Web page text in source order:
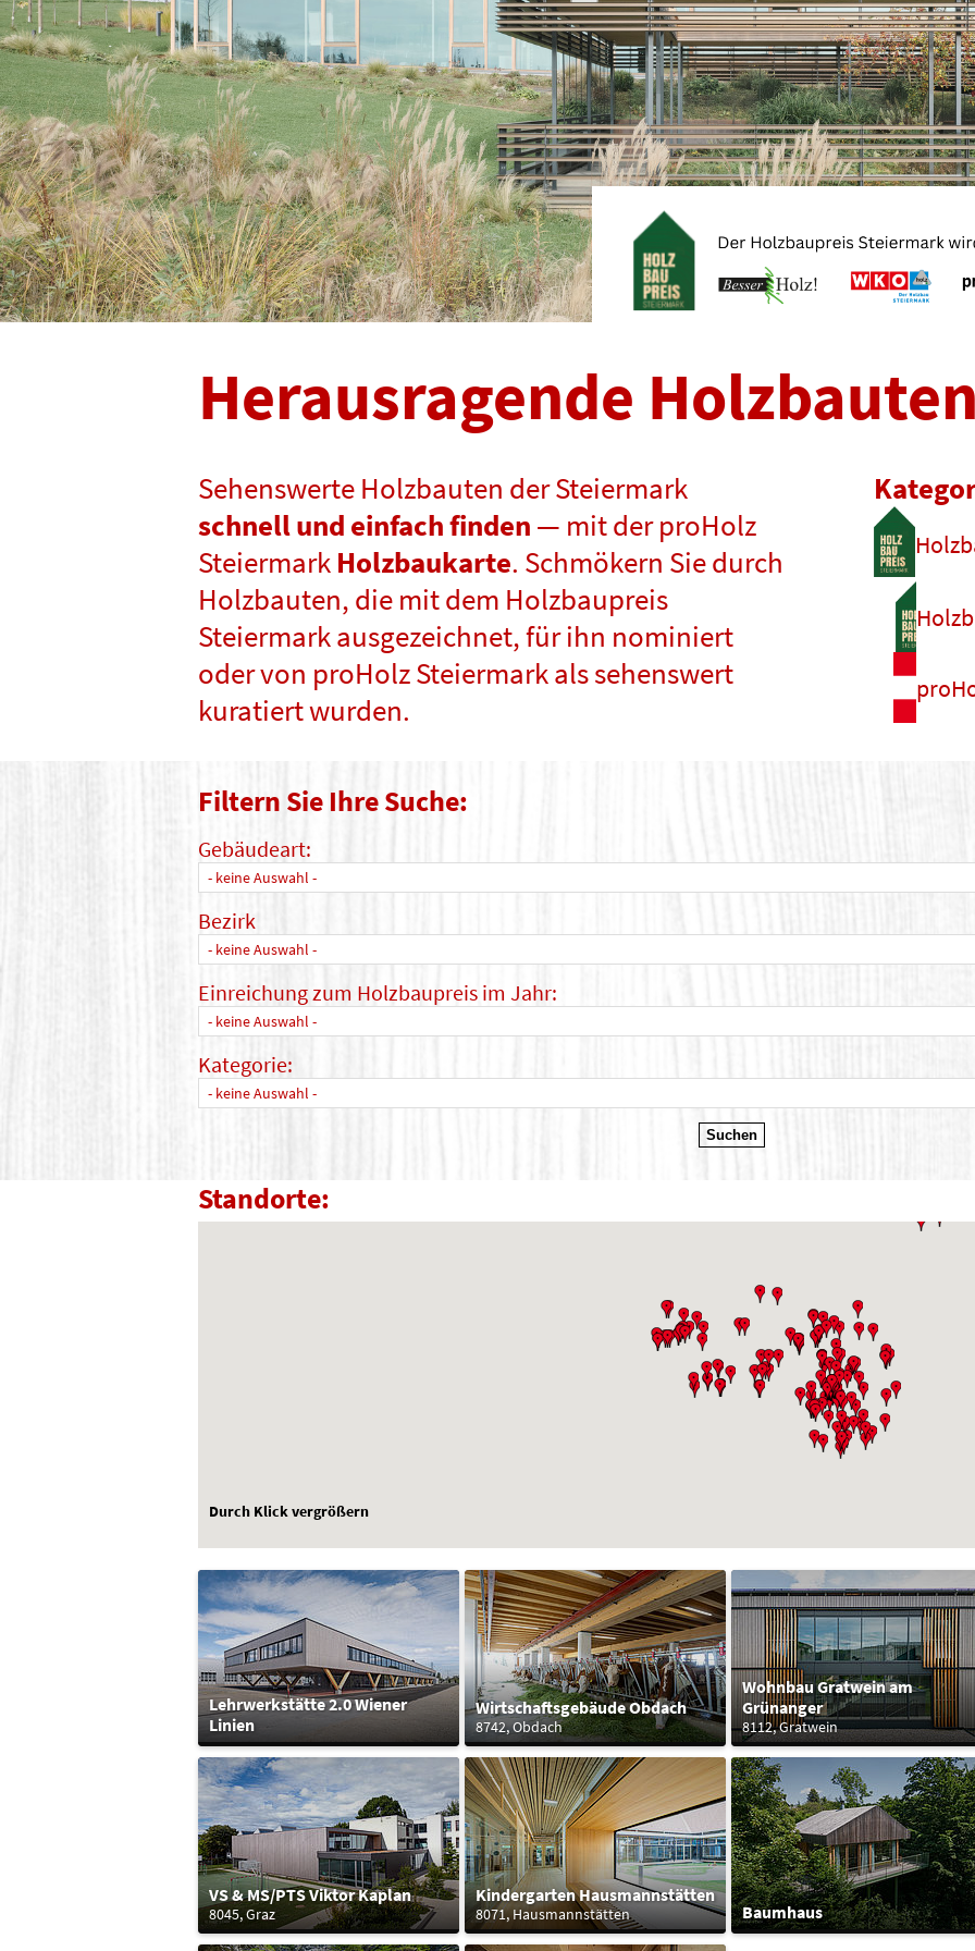
Herausragende
Sehenswerte Holzbauten der Steiermark
schnell und einfach finden — mit der proHolz
Steiermark Holzbaukarte. Schmökern Sie durch
Holzbauten, die mit dem Holzbaupreis
Steiermark ausgezeichnet, für ihn nominiert
oder von proHolz Steiermark als sehenswert
kuratiert wurden.
Filtern Sie Ihre Suche:
Gebäudeart:
- keine Auswahl -
Bezirk
- keine Auswahl -
Einreichung zum Holzbaupreis im Jahr:
- keine Auswahl -
Kategorie:
- keine Auswahl -
Standorte:
Durch Klick vergrößern
Lehrwerkstätte 2.0 Wiener
Linien
Wirtschaftsgebäude Obdach
8742, Obdach
Wohnbau Gratwein am
Grünanger
8112, Gratwein
VS & MS/PTS Viktor Kaplan
8045, Graz
Kindergarten Hausmannstätten
8071, Hausmannstätten Baumhaus